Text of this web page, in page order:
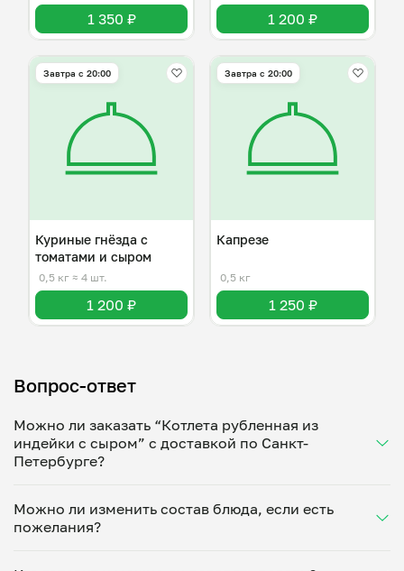
1 350 ₽ 1 200 ₽
Завтра c 20:00
Куриные гнёзда с
томатами и сыром
0,5 кг ≈ 4 шт.
1 200 ₽
Завтра c 20:00
Капрезе
0,5 кг
1 250 ₽
Вопрос-ответ
Можно ли заказать “Котлета рубленная из
индейки с сыром” с доставкой по Санкт-
Петербурге?
Укажите удобное время — и получите свежее
домашнее блюдо в большой порции прямо с плиты.
минут. Статус заказа отслеживайте в личном
Можно ли изменить состав блюда, если есть
пожелания?